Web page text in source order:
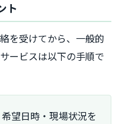
ト
を受けてから、一般的
ービスは以下の手順で
望日時・現場状況を